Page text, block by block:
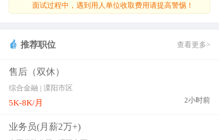
面试过程中，遇到用人单位收取费用请提高警惕！
推荐职位 查看更多>
售后（双休）
综合金融 | 溧阳市区
5K-8K/月 2小时前
业务员(月薪2万+)